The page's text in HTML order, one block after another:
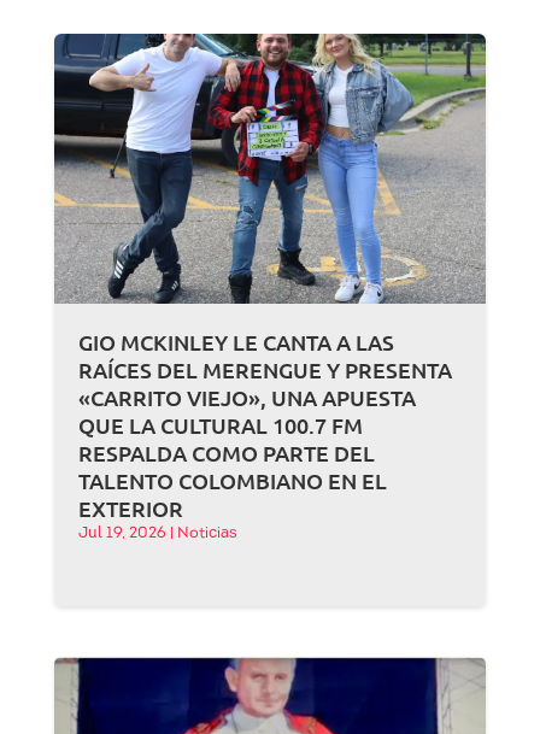
GIO MCKINLEY LE CANTA A LAS
RAÍCES DEL MERENGUE Y PRESENTA
«CARRITO VIEJO», UNA APUESTA
QUE LA CULTURAL 100.7 FM
RESPALDA COMO PARTE DEL
TALENTO COLOMBIANO EN EL
EXTERIOR
Jul 19, 2026 Noticias